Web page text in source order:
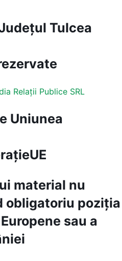
Tulcea
Relații Publice SRL
Uniunea
material nu
obligatoriu poziția
sau a